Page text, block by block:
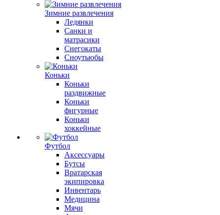
Зимние развлечения
Ледянки
Санки и
матрасики
Снегокаты
Сноутьюбы
Коньки
Коньки
раздвижные
Коньки
фигурные
Коньки
хоккейные
Футбол
Аксессуары
Бутсы
Вратарская
экипировка
Инвентарь
Медицина
Мячи